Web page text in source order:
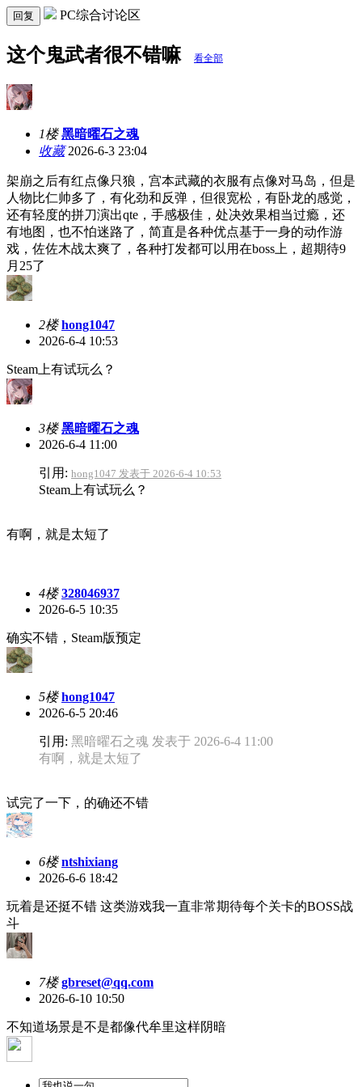
回复 PC综合讨论区
这个鬼武者很不错嘛 看全部
1楼 黑暗曜石之魂
收藏2026-6-3 23:04
架崩之后有红点像只狼，宫本武藏的衣服有点像对马岛，但是
人物比仁帅多了，有化劲和反弹，但很宽松，有卧龙的感觉，
还有轻度的拼刀演出qte，手感极佳，处决效果相当过瘾，还
有地图，也不怕迷路了，简直是各种优点基于一身的动作游
戏，佐佐木战太爽了，各种打发都可以用在boss上，超期待9
月25了
2楼 hong1047
2026-6-4 10:53
Steam上有试玩么？
3楼 黑暗曜石之魂
2026-6-4 11:00
引用: hong1047 发表于 2026-6-4 10:53
Steam上有试玩么？
有啊，就是太短了
4楼 328046937
2026-6-5 10:35
确实不错，Steam版预定
5楼 hong1047
2026-6-5 20:46
引用: 黑暗曜石之魂 发表于 2026-6-4 11:00
有啊，就是太短了
试完了一下，的确还不错
6楼 ntshixiang
2026-6-6 18:42
玩着是还挺不错 这类游戏我一直非常期待每个关卡的BOSS战
斗
7楼 gbreset@qq.com
2026-6-10 10:50
不知道场景是不是都像代牟里这样阴暗